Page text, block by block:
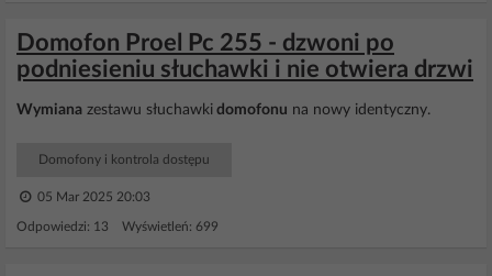
Domofon Proel Pc 255 - dzwoni po
podniesieniu słuchawki i nie otwiera drzwi
Wymiana zestawu słuchawki domofonu na nowy identyczny.
Domofony i kontrola dostępu
05 Mar 2025 20:03
Odpowiedzi: 13 Wyświetleń: 699